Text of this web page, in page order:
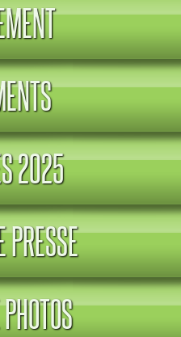
2025
PRESSE